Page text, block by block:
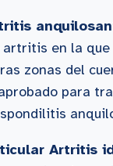
artritis en la que
zonas del
para
Artritis